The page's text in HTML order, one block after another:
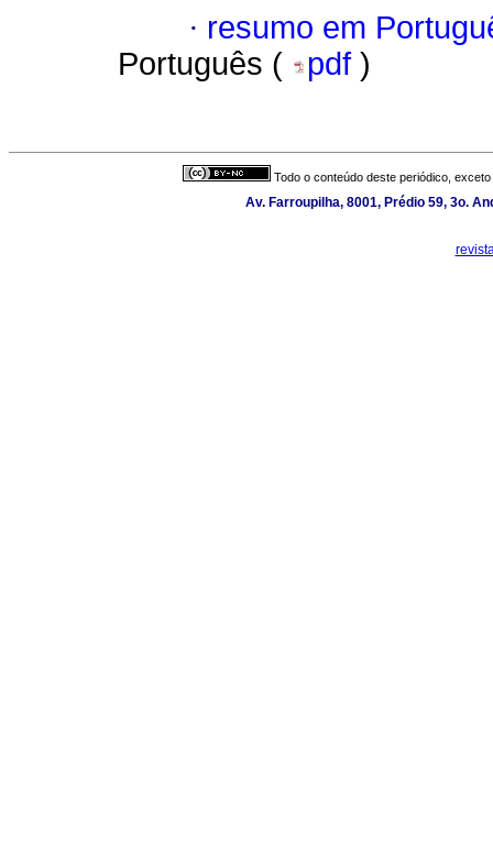
· resumo em
Português (
pdf )
Todo o conteúdo deste periódico,
Av. Farroupilha, 8001, Prédio 59, 3o.